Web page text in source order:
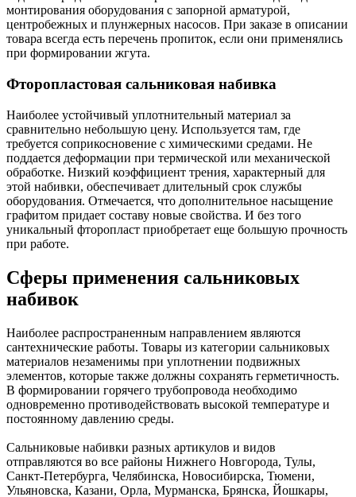
монтирования оборудования с запорной арматурой,
центробежных и плунжерных насосов. При заказе в описании
товара всегда есть перечень пропиток, если они применялись
при формировании жгута.
Фторопластовая сальниковая набивка
Наиболее устойчивый уплотнительный материал за
сравнительно небольшую цену. Используется там, где
требуется соприкосновение с химическими средами. Не
поддается деформации при термической или механической
обработке. Низкий коэффициент трения, характерный для
этой набивки, обеспечивает длительный срок службы
оборудования. Отмечается, что дополнительное насыщение
графитом придает составу новые свойства. И без того
уникальный фторопласт приобретает еще большую прочность
при работе.
Сферы применения сальниковых
набивок
Наиболее распространенным направлением являются
сантехнические работы. Товары из категории сальниковых
материалов незаменимы при уплотнении подвижных
элементов, которые также должны сохранять герметичность.
В формировании горячего трубопровода необходимо
одновременно противодействовать высокой температуре и
постоянному давлению среды.
Сальниковые набивки разных артикулов и видов
отправляются во все районы Нижнего Новгорода, Тулы,
Санкт-Петербурга, Челябинска, Новосибирска, Тюмени,
Ульяновска, Казани, Орла, Мурманска, Брянска, Йошкары,